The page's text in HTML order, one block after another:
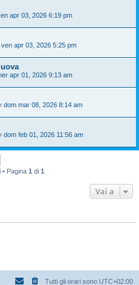
apr 03, 2026 6:19 pm
ven apr 03, 2026 5:25 pm
apr 01, 2026 9:13 am
dom mar 08, 2026 8:14 am
dom feb 01, 2026 11:56 am
• Pagina 1 di 1
Vai a
Tutti gli orari sono UTC+02:00